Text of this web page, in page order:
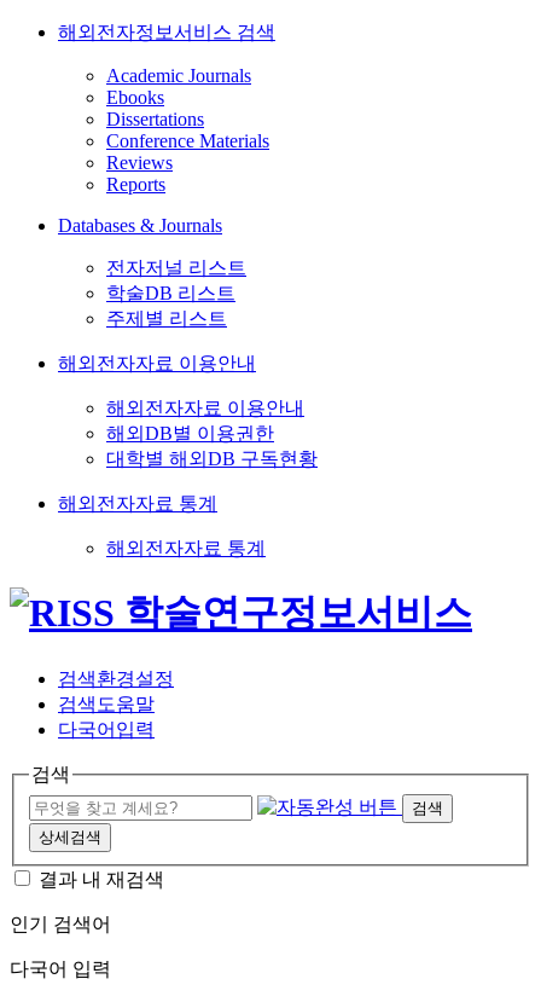
해외전자정보서비스 검색
Academic Journals
Ebooks
Dissertations
Conference Materials
Reviews
Reports
Databases & Journals
전자저널 리스트
학술DB 리스트
주제별 리스트
해외전자자료 이용안내
해외전자자료 이용안내
해외DB별 이용권한
대학별 해외DB 구독현황
해외전자자료 통계
해외전자자료 통계
검색환경설정
검색도움말
다국어입력
검색
검색
상세검색
결과 내 재검색
인기 검색어
다국어 입력